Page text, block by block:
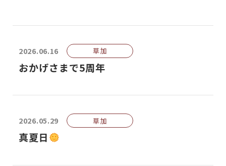
2026.06.16 草加
おかげさまで5周年
2026.05.29 草加
真夏日